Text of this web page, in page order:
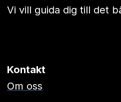
Vi vill guida dig till det
Kontakt
Om oss